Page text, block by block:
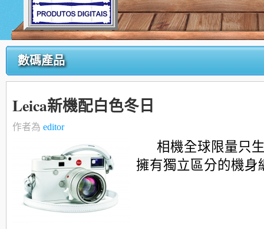
數碼產品
Leica新機配白色冬日
作者為 editor
相機全球限量只
擁有獨立區分的機身